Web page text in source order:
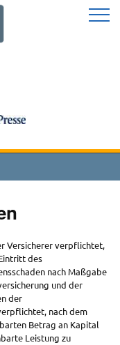
Versicherer verpflichtet,
des
nach Maßgabe
und der
der
nach dem
Betrag an Kapital
Leistung zu